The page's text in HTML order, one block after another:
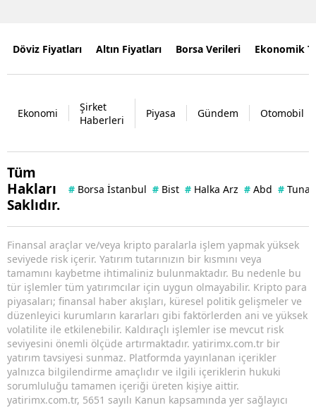
Döviz Fiyatları Altın Fiyatları Borsa Verileri Ekonomik
Ekonomi
Şirket
Haberleri
Piyasa Gündem Otomobil
Tüm
Hakları
Saklıdır.
# Borsa İstanbul # Bist # Halka Arz # Abd # Tuna
Finansal araçlar ve/veya kripto paralarla işlem yapmak yüksek
seviyede risk içerir. Yatırım tutarınızın bir kısmını veya
tamamını kaybetme ihtimaliniz bulunmaktadır. Bu nedenle bu
tür işlemler tüm yatırımcılar için uygun olmayabilir. Kripto para
piyasaları; finansal haber akışları, küresel politik gelişmeler ve
düzenleyici kurumların kararları gibi faktörlerden ani ve yüksek
volatilite ile etkilenebilir. Kaldıraçlı işlemler ise mevcut risk
seviyesini önemli ölçüde artırmaktadır. yatirimx.com.tr bir
yatırım tavsiyesi sunmaz. Platformda yayınlanan içerikler
yalnızca bilgilendirme amaçlıdır ve ilgili içeriklerin hukuki
sorumluluğu tamamen içeriği üreten kişiye aittir.
yatirimx.com.tr, 5651 sayılı Kanun kapsamında yer sağlayıcı